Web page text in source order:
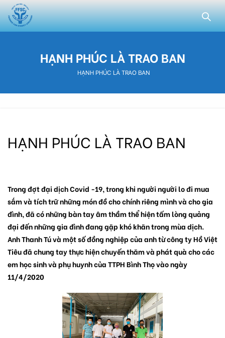
HẠNH PHÚC LÀ TRAO BAN
HẠNH PHÚC LÀ TRAO BAN
HẠNH PHÚC LÀ TRAO BAN
Trong đợt đại dịch Covid -19, trong khi người người lo đi mua
sắm và tích trữ những món đồ cho chính riêng mình và cho gia
đình, đã có những bàn tay âm thầm thể hiện tấm lòng quảng
đại đến những gia đình đang gặp khó khăn trong mùa dịch.
Anh Thanh Tú và một số đồng nghiệp của anh từ công ty Hồ Việt
Tiêu đã chung tay thực hiện chuyến thăm và phát quà cho các
em học sinh và phụ huynh của TTPH Bình Thọ vào ngày
11/4/2020